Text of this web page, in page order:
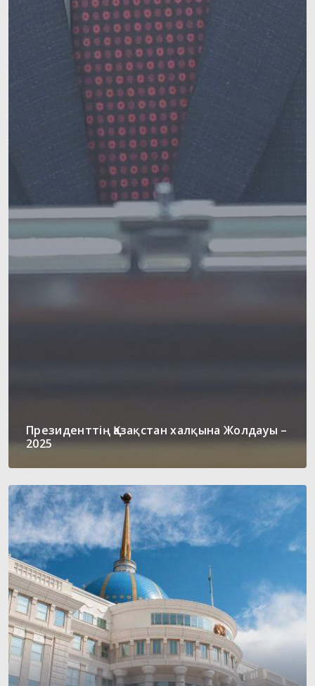
Президенттің Қазақстан халқына Жолдауы –
2025